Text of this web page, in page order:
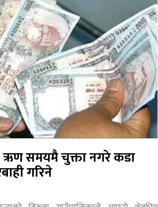
ऋण समयमै चुक्ता नगरे कडा
गरिने